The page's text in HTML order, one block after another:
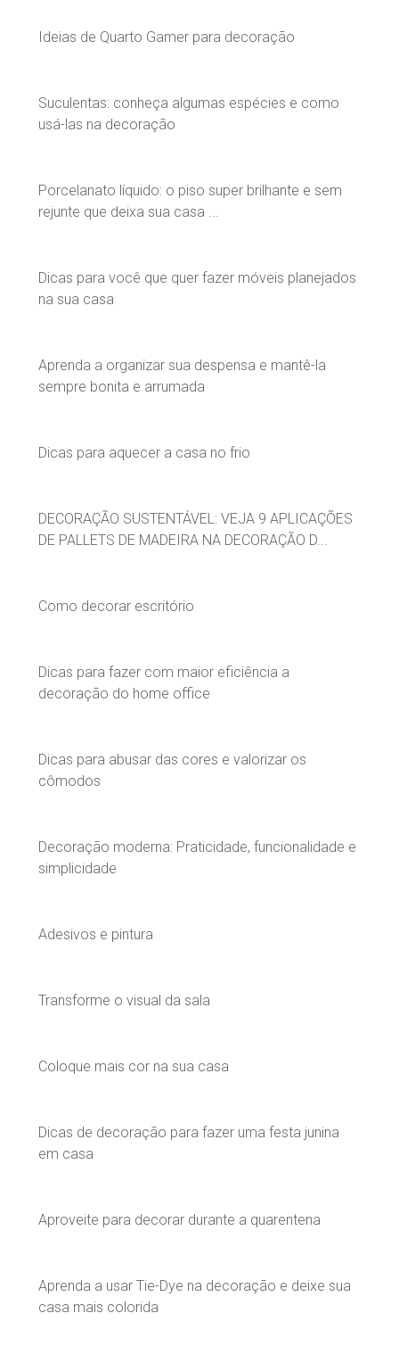
Ideias de Quarto Gamer para decoração
Suculentas: conheça algumas espécies e como
usá-las na decoração
Porcelanato líquido: o piso super brilhante e sem
rejunte que deixa sua casa ...
Dicas para você que quer fazer móveis planejados
na sua casa
Aprenda a organizar sua despensa e mantê-la
sempre bonita e arrumada
Dicas para aquecer a casa no frio
DECORAÇÃO SUSTENTÁVEL: VEJA 9 APLICAÇÕES
DE PALLETS DE MADEIRA NA DECORAÇÃO D...
Como decorar escritório
Dicas para fazer com maior eficiência a
decoração do home office
Dicas para abusar das cores e valorizar os
cômodos
Decoração moderna: Praticidade, funcionalidade e
simplicidade
Adesivos e pintura
Transforme o visual da sala
Coloque mais cor na sua casa
Dicas de decoração para fazer uma festa junina
em casa
Aproveite para decorar durante a quarentena
Aprenda a usar Tie-Dye na decoração e deixe sua
casa mais colorida